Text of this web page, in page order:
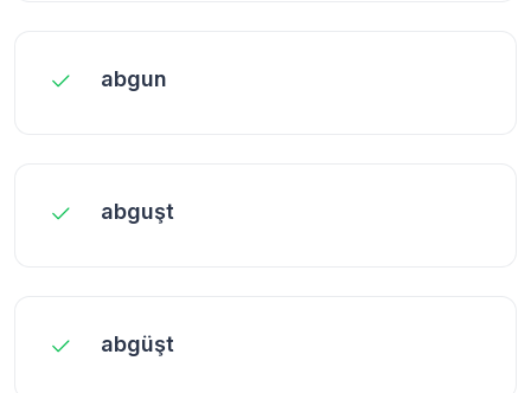
abgun
abguşt
abgüşt